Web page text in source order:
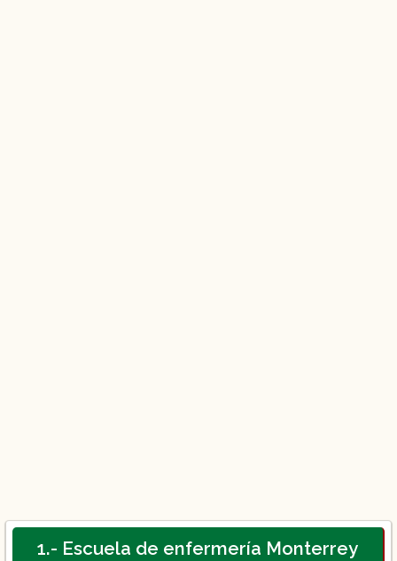
1.- Escuela de enfermería Monterrey